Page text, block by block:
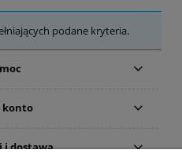
podane kryteria.
konto
i dostawa